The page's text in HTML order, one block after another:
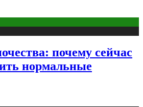
почему сейчас
нормальные